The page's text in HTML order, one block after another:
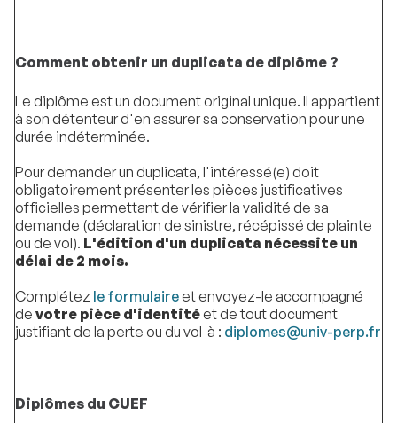
Comment obtenir un duplicata de diplôme ?
Le diplôme est un document original unique. Il appartient
à son détenteur d'en assurer sa conservation pour une
durée indéterminée.
Pour demander un duplicata, l'intéressé(e) doit
obligatoirement présenter les pièces justificatives
officielles permettant de vérifier la validité de sa
demande (déclaration de sinistre, récépissé de plainte
ou de vol). L'édition d'un duplicata nécessite un
délai de 2 mois.
Complétez le formulaireet envoyez-le accompagné
de votre pièce d'identitéet de tout document
justifiant de la perte ou du vol à : diplomes@univ-perp.fr
Diplômes du CUEF